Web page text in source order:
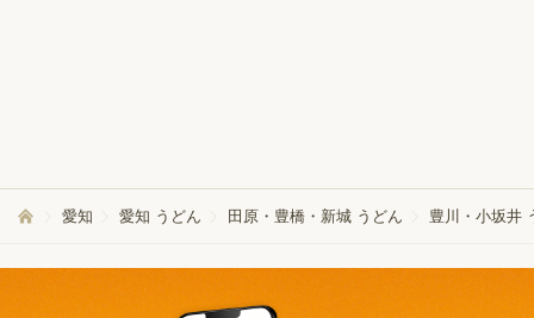
愛知 愛知 うどん 田原・豊橋・新城 うどん 豊川・小坂井